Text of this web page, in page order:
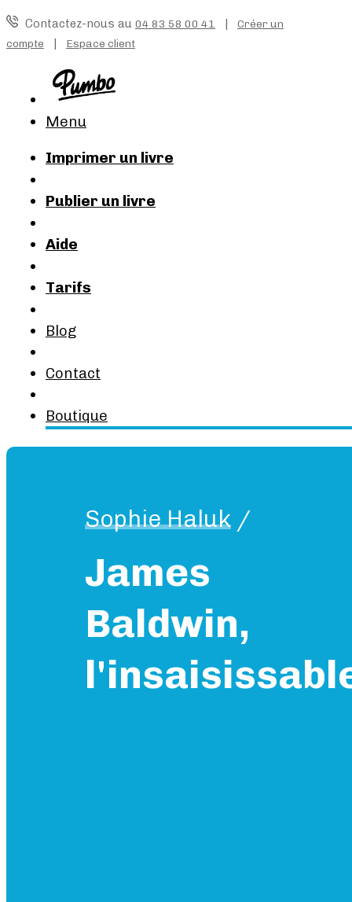
Contactez-nous au 04 83 58 00 41 | Créer un
compte | Espace client
Menu
Imprimer un livre
Publier un livre
Aide
Tarifs
Blog
Contact
Boutique
Sophie Haluk /
James
Baldwin,